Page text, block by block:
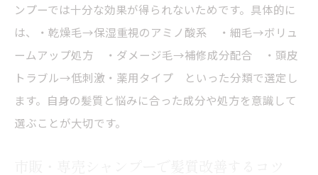
ンプーでは十分な効果が得られないためです。具体的に
は、・乾燥毛→保湿重視のアミノ酸系 ・細毛→ボリュ
ームアップ処方 ・ダメージ毛→補修成分配合 ・頭皮
トラブル→低刺激・薬用タイプ といった分類で選定し
ます。自身の髪質と悩みに合った成分や処方を意識して
選ぶことが大切です。